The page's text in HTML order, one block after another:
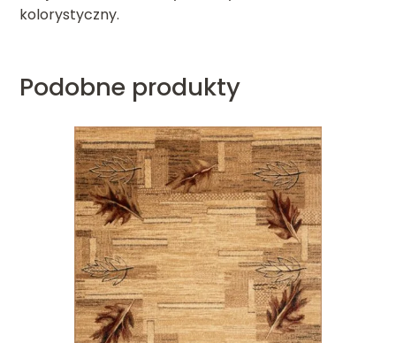
kolorystyczny.
Podobne produkty